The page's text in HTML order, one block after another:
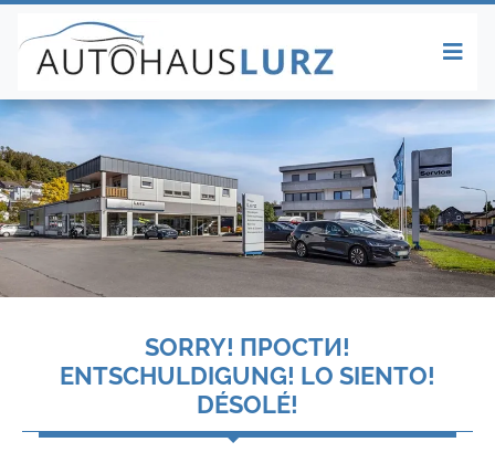
SORRY! ПРОСТИ!
ENTSCHULDIGUNG! LO SIENTO!
DÉSOLÉ!